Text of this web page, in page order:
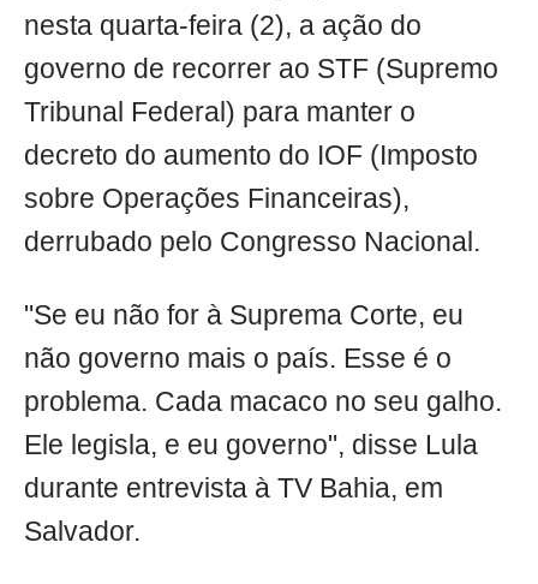
nesta quarta-feira (2), a ação do
governo de recorrer ao STF (Supremo
Tribunal Federal) para manter o
decreto do aumento do IOF (Imposto
sobre Operações Financeiras),
derrubado pelo Congresso Nacional.
"Se eu não for à Suprema Corte, eu
não governo mais o país. Esse é o
problema. Cada macaco no seu galho.
Ele legisla, e eu governo", disse Lula
durante entrevista à TV Bahia, em
Salvador.